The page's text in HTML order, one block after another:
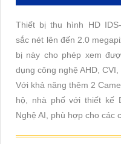
Thiết bị thu hình HD
sắc nét lên đến 2.0
bị này cho phép xem
dụng công nghệ AHD,
Với khả năng thêm 2
hộ, nhà phố với thiết kế
Nghệ AI, phù hợp cho các